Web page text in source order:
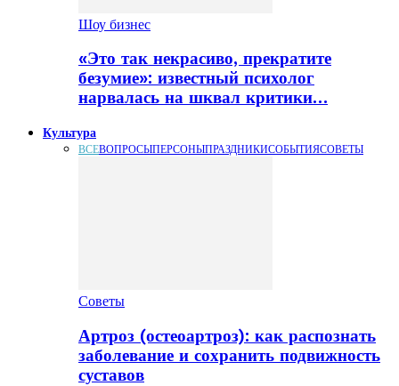
Шоу бизнес
«Это так некрасиво, прекратите
безумие»: известный психолог
нарвалась на шквал критики…
Культура
ВСЕВОПРОСЫПЕРСОНЫПРАЗДНИКИСОБЫТИЯСОВЕТЫ
Советы
Артроз (остеоартроз): как распознать
заболевание и сохранить подвижность
суставов